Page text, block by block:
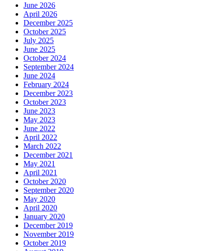
June 2026
April 2026
December 2025
October 2025
July 2025
June 2025
October 2024
September 2024
June 2024
February 2024
December 2023
October 2023
June 2023
May 2023
June 2022
April 2022
March 2022
December 2021
May 2021
April 2021
October 2020
September 2020
May 2020
April 2020
January 2020
December 2019
November 2019
October 2019